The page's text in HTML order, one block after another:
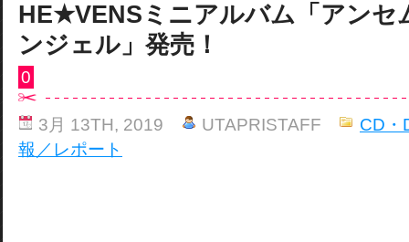
HE★VENSミニアルバム「アンセ
ンジェル」発売！
0
3月 13TH, 2019 UTAPRISTAFF
CD・
報／レポート